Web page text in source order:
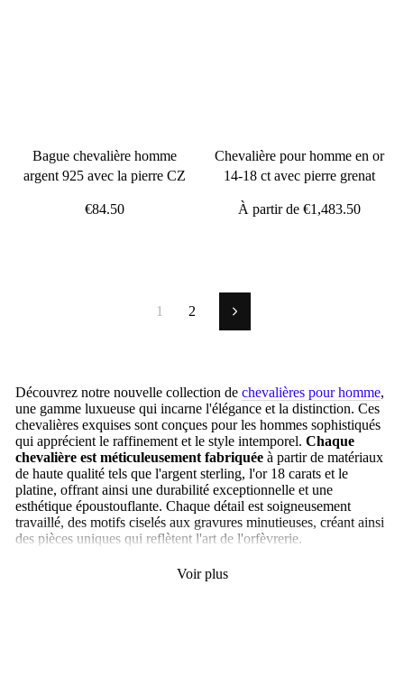
Bague chevalière homme
argent 925 avec la pierre CZ
€84.50
Chevalière pour homme en or
14-18 ct avec pierre grenat
À partir de €1,483.50
1 2 Suivant
Découvrez notre nouvelle collection de chevalières pour homme,
une gamme luxueuse qui incarne l'élégance et la distinction. Ces
chevalières exquises sont conçues pour les hommes sophistiqués
qui apprécient le raffinement et le style intemporel. Chaque
chevalière est méticuleusement fabriquée à partir de matériaux
de haute qualité tels que l'argent sterling, l'or 18 carats et le
platine, offrant ainsi une durabilité exceptionnelle et une
esthétique époustouflante. Chaque détail est soigneusement
travaillé, des motifs ciselés aux gravures minutieuses, créant ainsi
des pièces uniques qui reflètent l'art de l'orfèvrerie.
Chevalière de Luxe : L'Art de la Bijouterie au Service du Style
Voir plus